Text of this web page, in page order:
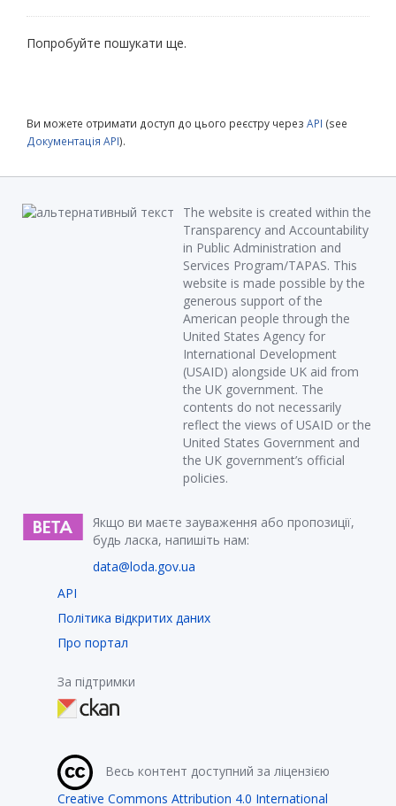
Попробуйте пошукати ще.
Ви можете отримати доступ до цього реєстру через API (see
Документація API).
The website is created within the
Transparency and Accountability
in Public Administration and
Services Program/TAPAS. This
website is made possible by the
generous support of the
American people through the
United States Agency for
International Development
(USAID) alongside UK aid from
the UK government. The
contents do not necessarily
reflect the views of USAID or the
United States Government and
the UK government’s official
policies.
Якщо ви маєте зауваження або пропозиції,
будь ласка, напишіть нам:
data@loda.gov.ua
API
Політика відкритих даних
Про портал
За підтримки
Весь контент доступний за ліцензією
Creative Commons Attribution 4.0 International